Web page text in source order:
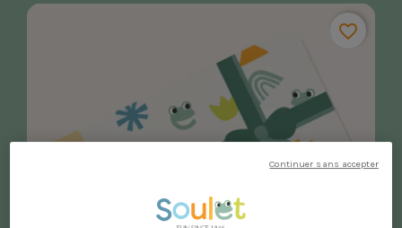
favorite_border
Continuer sans accepter